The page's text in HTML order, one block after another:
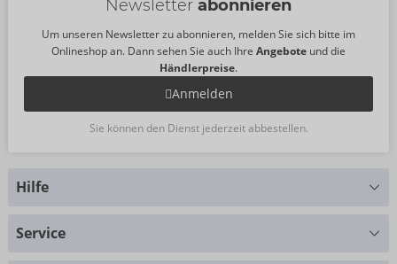
Newsletter abonnieren
Um unseren Newsletter zu abonnieren, melden Sie sich bitte im
Onlineshop an. Dann sehen Sie auch Ihre Angebote und die
Händlerpreise.
Anmelden
Sie können den Dienst jederzeit abbestellen.
Hilfe
Service